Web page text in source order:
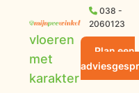
vloeren
met
karakter
038 -
2060123
Plan een